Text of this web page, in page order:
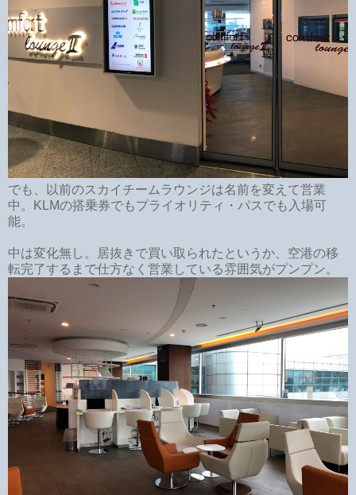
でも、以前のスカイチームラウンジは名前を変えて営業
中。KLMの搭乗券でもプライオリティ・パスでも入場可
能。
中は変化無し。居抜きで買い取られたというか、空港の移
転完了するまで仕方なく営業している雰囲気がプンプン。